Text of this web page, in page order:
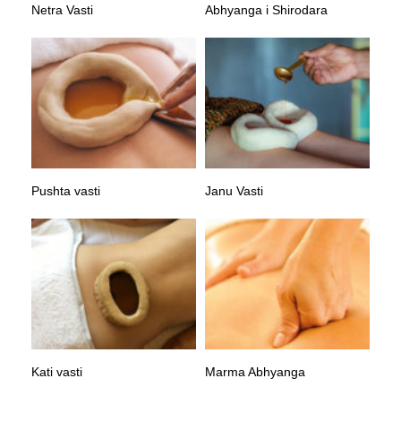
Netra Vasti Abhyanga i Shirodara
Pushta vasti Janu Vasti
Kati vasti Marma Abhyanga